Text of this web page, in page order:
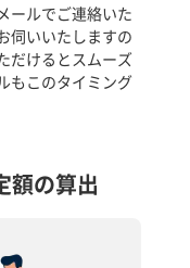
ールでご連絡いた
伺いいたしますの
だけるとスムーズ
もこのタイミング
額の算出